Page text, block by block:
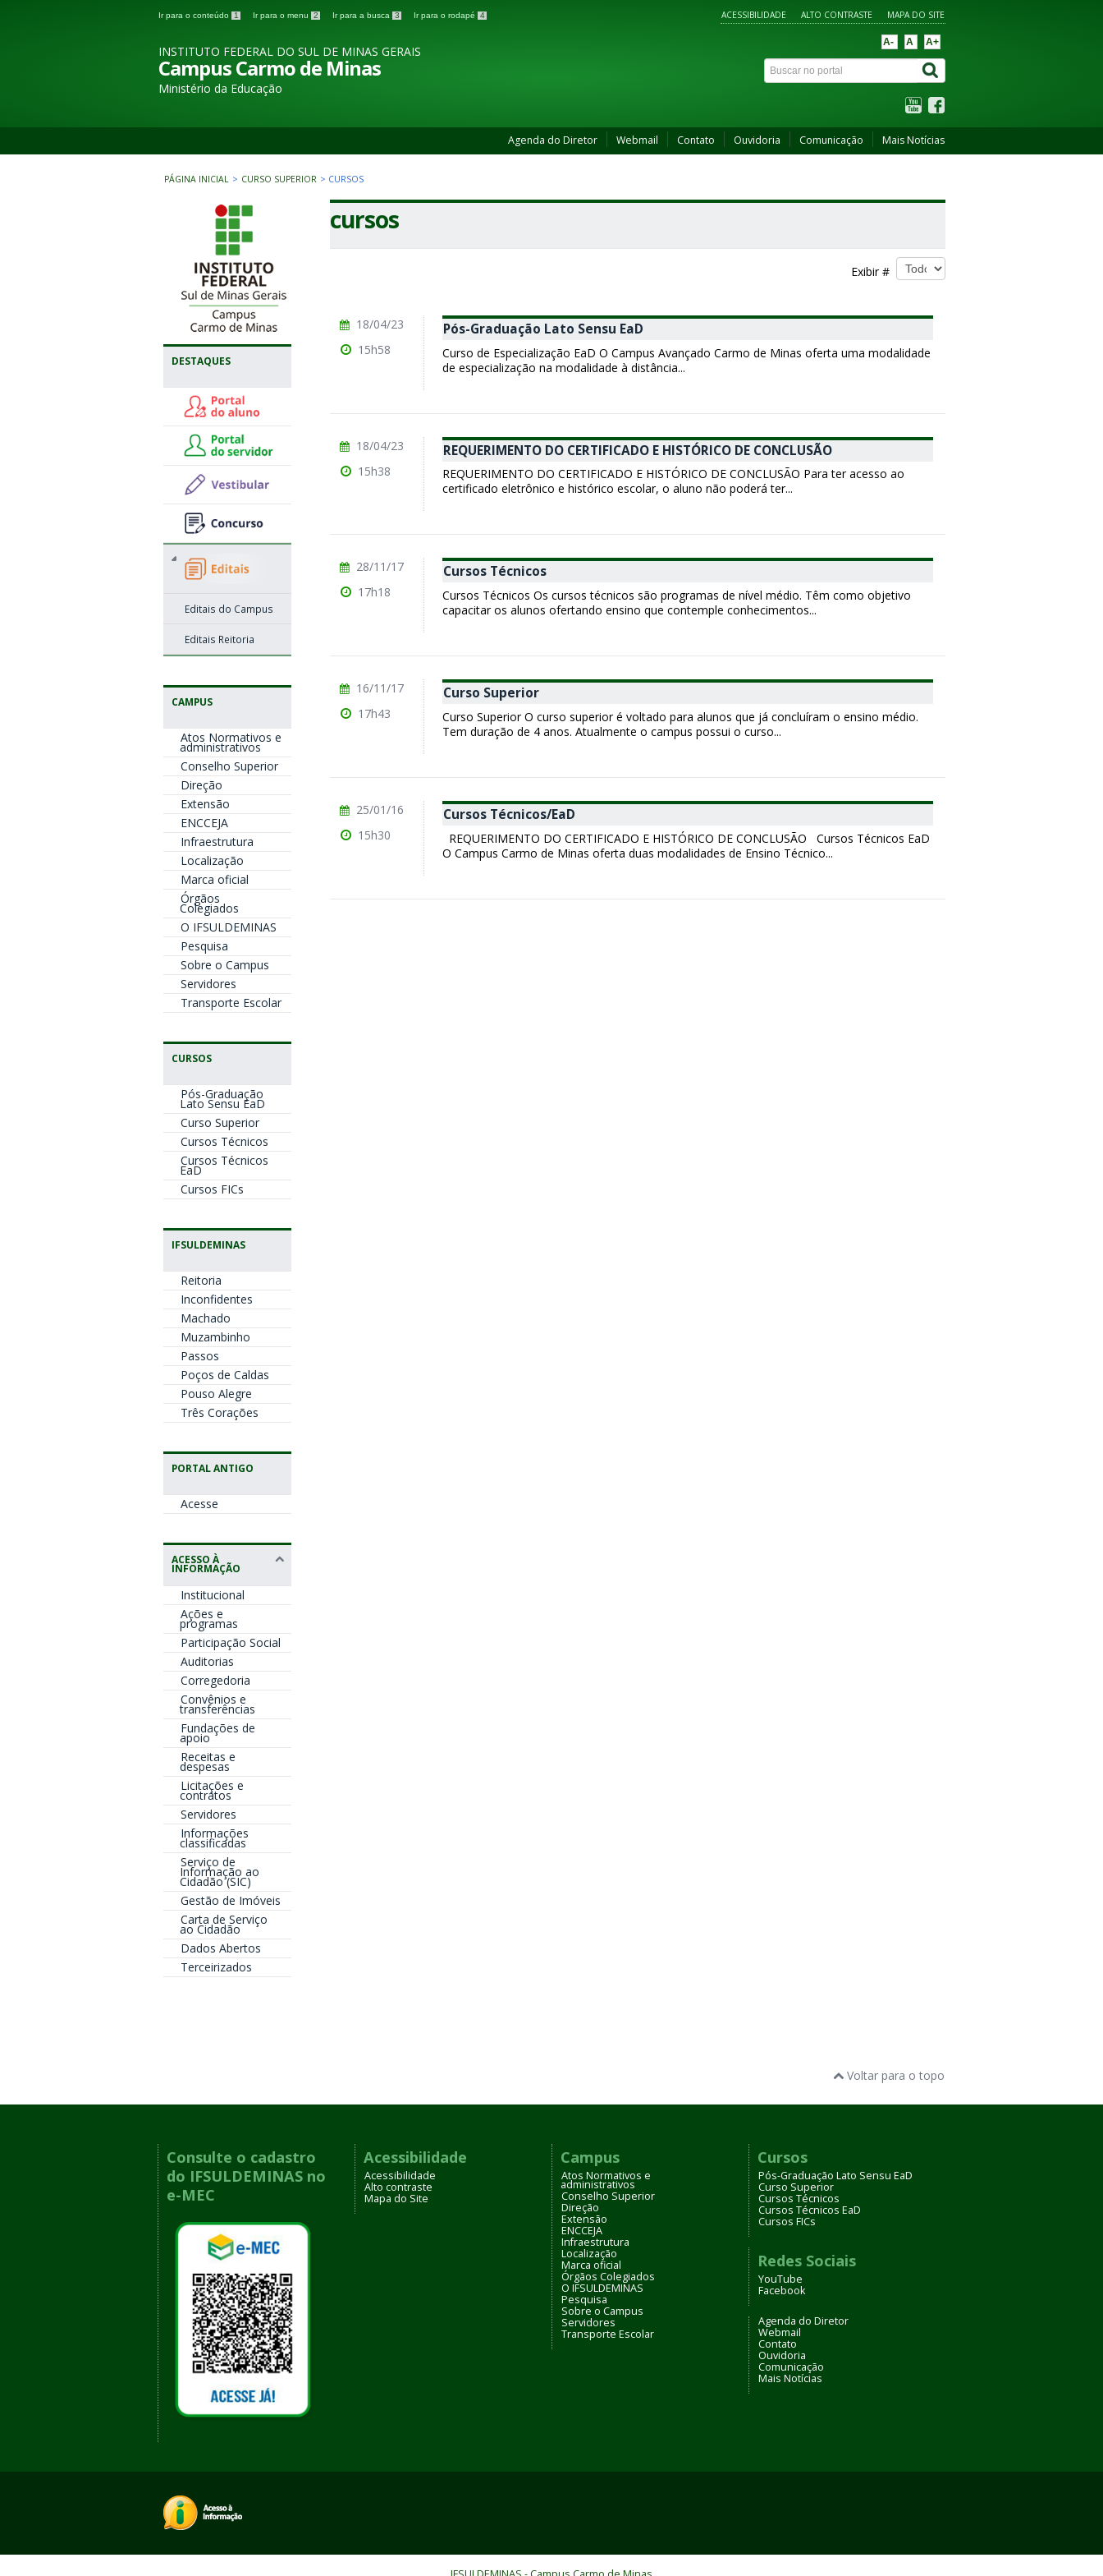
Ir para o conteúdo 1 Ir para o menu 2 Ir para a busca 3 Ir para o rodapé 4 ACESSIBILIDADE ALTO CONTRASTE MAPA DO SITE
INSTITUTO FEDERAL DO SUL DE MINAS GERAIS
Campus Carmo de Minas
Ministério da Educação
A- A A+
Agenda do Diretor Webmail Contato Ouvidoria Comunicação Mais Notícias
PÁGINA INICIAL > CURSO SUPERIOR > CURSOS
DESTAQUES
Editais do Campus
Editais Reitoria
CAMPUS
Atos Normativos e
administrativos
Conselho Superior
Direção
Extensão
ENCCEJA
Infraestrutura
Localização
Marca oficial
Órgãos
Colegiados
O IFSULDEMINAS
Pesquisa
Sobre o Campus
Servidores
Transporte Escolar
CURSOS
Pós-Graduação
Lato Sensu EaD
Curso Superior
Cursos Técnicos
Cursos Técnicos
EaD
Cursos FICs
IFSULDEMINAS
Reitoria
Inconfidentes
Machado
Muzambinho
Passos
Poços de Caldas
Pouso Alegre
Três Corações
PORTAL ANTIGO
Acesse
ACESSO À
INFORMAÇÃO
Institucional
Ações e
programas
Participação Social
Auditorias
Corregedoria
Convênios e
transferências
Fundações de
apoio
Receitas e
despesas
Licitações e
contratos
Servidores
Informações
classificadas
Serviço de
Informação ao
Cidadão (SIC)
Gestão de Imóveis
Carta de Serviço
ao Cidadão
Dados Abertos
Terceirizados
cursos
Exibir #
Pós-Graduação Lato Sensu EaD
Curso de Especialização EaD O Campus Avançado Carmo de Minas oferta uma modalidade
de especialização na modalidade à distância...
18/04/23
15h58
REQUERIMENTO DO CERTIFICADO E HISTÓRICO DE CONCLUSÃO
REQUERIMENTO DO CERTIFICADO E HISTÓRICO DE CONCLUSÃO Para ter acesso ao
certificado eletrônico e histórico escolar, o aluno não poderá ter...
18/04/23
15h38
Cursos Técnicos
Cursos Técnicos Os cursos técnicos são programas de nível médio. Têm como objetivo
capacitar os alunos ofertando ensino que contemple conhecimentos...
28/11/17
17h18
Curso Superior
Curso Superior O curso superior é voltado para alunos que já concluíram o ensino médio.
Tem duração de 4 anos. Atualmente o campus possui o curso...
16/11/17
17h43
Cursos Técnicos/EaD
REQUERIMENTO DO CERTIFICADO E HISTÓRICO DE CONCLUSÃO Cursos Técnicos EaD
O Campus Carmo de Minas oferta duas modalidades de Ensino Técnico...
25/01/16
15h30
Voltar para o topo
Consulte o cadastro
do IFSULDEMINAS no
e-MEC
Acessibilidade
Acessibilidade
Alto contraste
Mapa do Site
Campus
Atos Normativos e
administrativos
Conselho Superior
Direção
Extensão
ENCCEJA
Infraestrutura
Localização
Marca oficial
Órgãos Colegiados
O IFSULDEMINAS
Pesquisa
Sobre o Campus
Servidores
Transporte Escolar
Cursos
Pós-Graduação Lato Sensu EaD
Curso Superior
Cursos Técnicos
Cursos Técnicos EaD
Cursos FICs
Redes Sociais
YouTube
Facebook
Agenda do Diretor
Webmail
Contato
Ouvidoria
Comunicação
Mais Notícias